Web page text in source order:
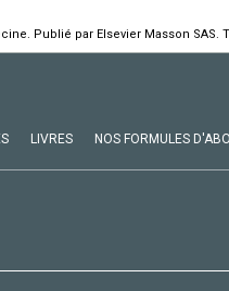
Publié par Elsevier Masson SAS.
LIVRES NOS FORMULES